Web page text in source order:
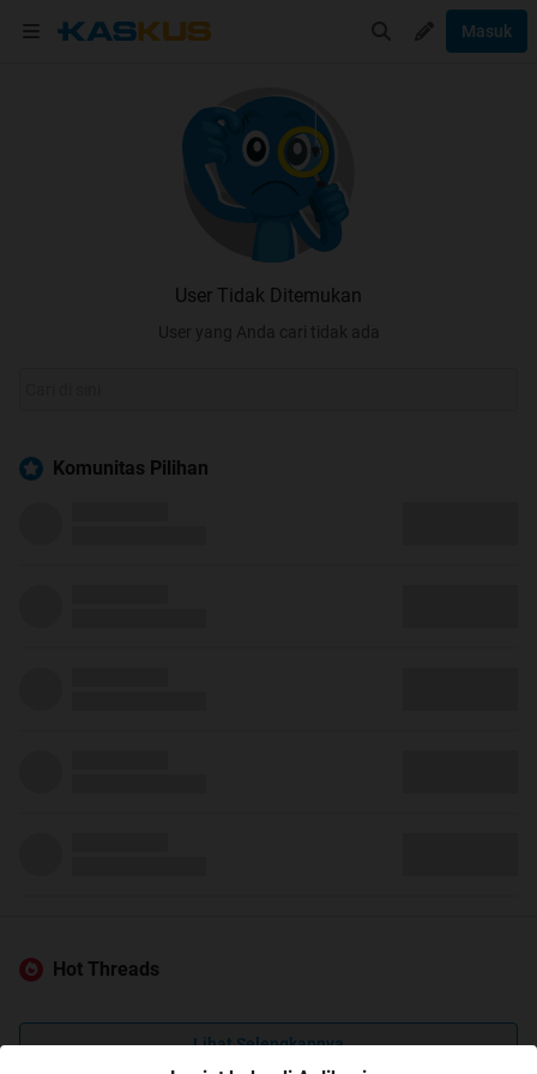
Masuk
User Tidak Ditemukan
User yang Anda cari tidak ada
Komunitas Pilihan
Hot Threads
Lihat Selengkapnya